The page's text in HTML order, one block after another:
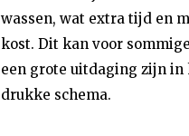
wassen, wat extra tijd en
kost. Dit kan voor
een grote uitdaging zijn in
drukke schema.